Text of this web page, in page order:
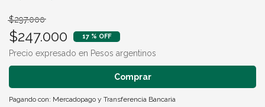
$297.000
$247.000 17 % OFF
Precio expresado en Pesos argentinos
Comprar
Pagando con: Mercadopago y Transferencia Bancaria